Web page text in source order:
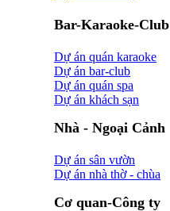
Bar-Karaoke-Club
Dự án quán karaoke
Dự án bar-club
Dự án quán spa
Dự án khách sạn
Nhà - Ngoại Cảnh
Dự án sân vườn
Dự án nhà thờ - chùa
Cơ quan-Công ty